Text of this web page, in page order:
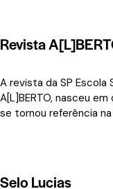
Revista
A revista da SP Escola
A[L]BERTO, nasceu
se tornou referência
Selo Lucias